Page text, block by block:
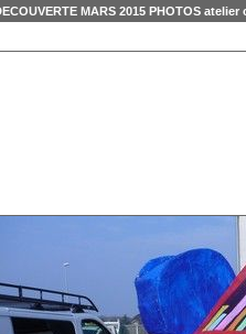
MARS 2015 PHOTOS